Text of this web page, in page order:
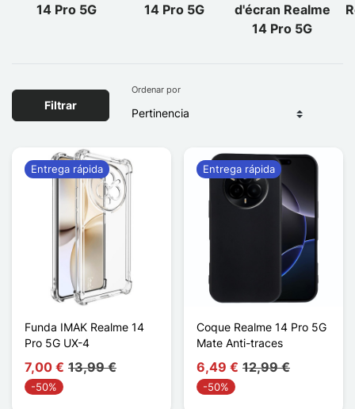
14 Pro 5G
14 Pro 5G
d'écran Realme
14 Pro 5G
Filtrar
Ordenar por
Funda IMAK Realme 14
Pro 5G UX-4
7,00 € 13,99 €
-50%
Entrega rápida
Coque Realme 14 Pro 5G
Mate Anti-traces
6,49 € 12,99 €
-50%
Entrega rápida